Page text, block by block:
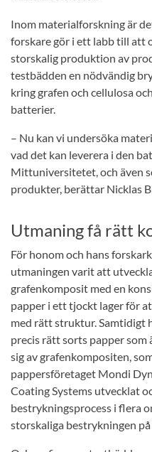
Inom materialforskning är
forskare gör i ett labb till att
storskalig produktion av
testbädden en nödvändig
kring grafen och cellulosa
batterier.
– Nu kan vi undersöka
vad det kan leverera i den
Mittuniversitetet, och även
produkter, berättar Nicklas
Utmaning få rätt
För honom och hans
utmaningen varit att
grafenkomposit med en
papper i ett tjockt lager för
med rätt struktur. Samtidigt
precis rätt sorts papper
sig av grafenkompositen,
pappersföretaget Mondi
Coating Systems utvecklat
bestrykningsprocess i flera
storskaliga bestrykningen